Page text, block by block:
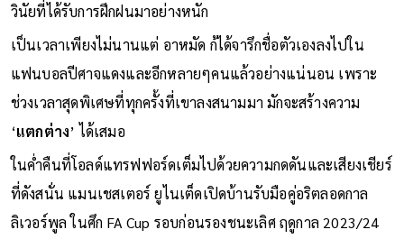
วินัยที่ได้รับการฝึกฝนมาอย่างหนัก
เป็นเวลาเพียงไม่นานแต่ อาหมัด ก้ได้จารึกชื่อตัวเองลงไปใน
แฟนบอลปีศาจแดงและอีกหลายๆคนแล้วอย่างแน่นอน เพราะ
ช่วงเวลาสุดพิเศษที่ทุกครั้งที่เขาลงสนามมา มักจะสร้างความ
‘แตกต่าง’ ได้เสมอ
ในค่ำคืนที่โอลด์แทรฟฟอร์ดเต็มไปด้วยความกดดันและเสียงเชียร์
ที่ดังสนั่น แมนเชสเตอร์ ยูไนเต็ดเปิดบ้านรับมือคู่อริตลอดกาล
ลิเวอร์พูล ในศึก FA Cup รอบก่อนรองชนะเลิศ ฤดูกาล 2023/24